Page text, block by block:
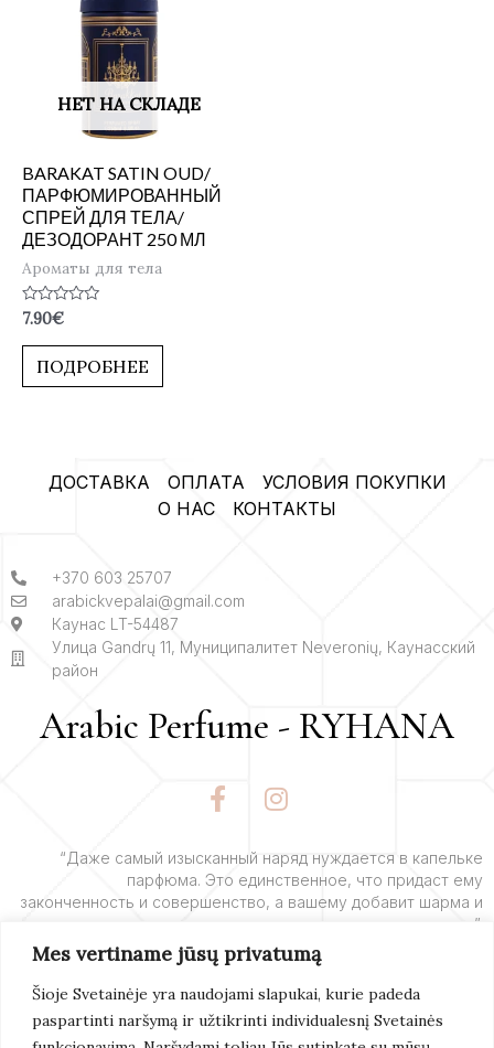
Mes vertiname jūsų privatumą
Šioje Svetainėje yra naudojami slapukai, kurie padeda
paspartinti naršymą ir užtikrinti individualesnį Svetainės
НЕТ НА СКЛАДЕ
BARAKAT SATIN OUD/
ПАРФЮМИРОВАННЫЙ
СПРЕЙ ДЛЯ ТЕЛА/
ДЕЗОДОРАНТ 250 МЛ
Ароматы для тела
Оценка
0
из
7.90€
ПОДРОБНЕЕ
ДОСТАВКА ОПЛАТА
УСЛОВИЯ ПОКУПКИ
О НАС
КОНТАКТЫ
+370 603 25707
arabickvepalai@gmail.com
Каунас LT-54487
Улица Gandrų 11, Муниципалитет Neveronių, Каунасский
район
Arabic Perfume - RYHANA
F
a
e
b
o
o
k
-
f
I
n
t
a
g
r
a
m
“Даже самый изысканный наряд нуждается в капельке
парфюма. Это единственное, что придаст ему
законченность и совершенство, а вашему добавит шарма и
очарования”.
Подробнее